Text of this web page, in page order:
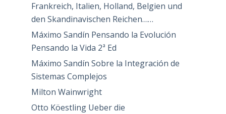
Frankreich, Italien, Holland, Belgien und
den Skandinavischen Reichen……
Máximo Sandín Pensando la Evolución
Pensando la Vida 2ª Ed
Máximo Sandín Sobre la Integración de
Sistemas Complejos
Milton Wainwright
Otto Köestling Ueber die